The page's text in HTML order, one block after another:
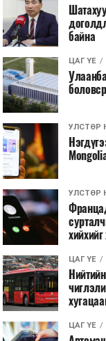
байна
ЦАГ ҮЕ
УЛСТӨР
УЛСТӨР
ЦАГ ҮЕ
ЦАГ ҮЕ